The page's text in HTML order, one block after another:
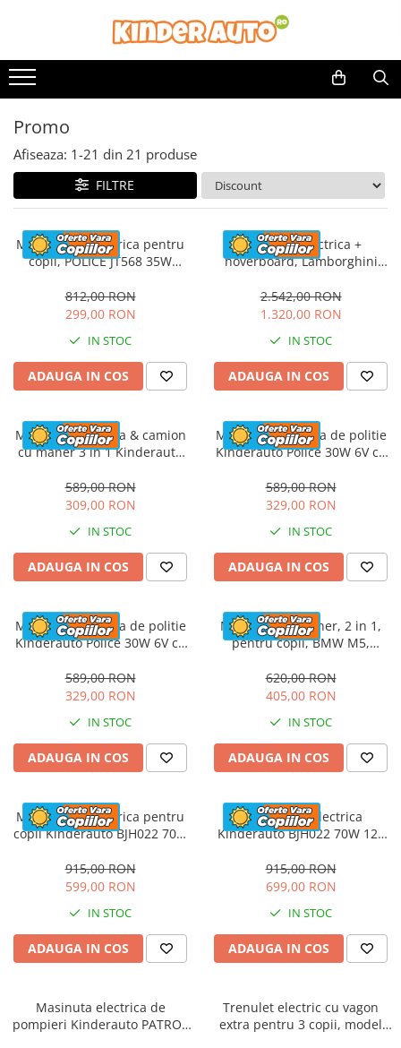
Promo
Afiseaza: 1-21 din 21 produse
FILTRE
Motocicleta electrica pentru
copii, POLICE JT568 35W
812,00 RON
299,00 RON
IN STOC
ADAUGA IN COS
Masinuta electrica +
hoverboard, Lamborghini
premium, Rosu
2.542,00 RON
1.320,00 RON
IN STOC
ADAUGA IN COS
Masinuta electrica & camion
cu maner 3 in 1 Kinderauto
tapitat, music player
589,00 RON
309,00 RON
IN STOC
ADAUGA IN COS
Masinuta electrica de politie
Kinderauto Police 30W 6V cu
bluetooth, culoare Alb
589,00 RON
329,00 RON
IN STOC
ADAUGA IN COS
Masinuta electrica de politie
Kinderauto Police 30W 6V cu
bluetooth, culoare Rosu
589,00 RON
329,00 RON
IN STOC
ADAUGA IN COS
Masinuta cu maner, 2 in 1,
pentru copii, BMW M5,
620,00 RON
405,00 RON
IN STOC
ADAUGA IN COS
Motocicleta electrica pentru
copii Kinderauto BJH022 70W
915,00 RON
599,00 RON
IN STOC
ADAUGA IN COS
Motocicleta electrica
Kinderauto BJH022 70W 12V
culoare Rosie
915,00 RON
699,00 RON
IN STOC
ADAUGA IN COS
Masinuta electrica de
pompieri Kinderauto PATROL
Trenulet electric cu vagon
extra pentru 3 copii, model